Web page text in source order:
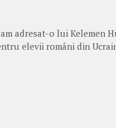
adresat-o lui Kelemen
elevii români din